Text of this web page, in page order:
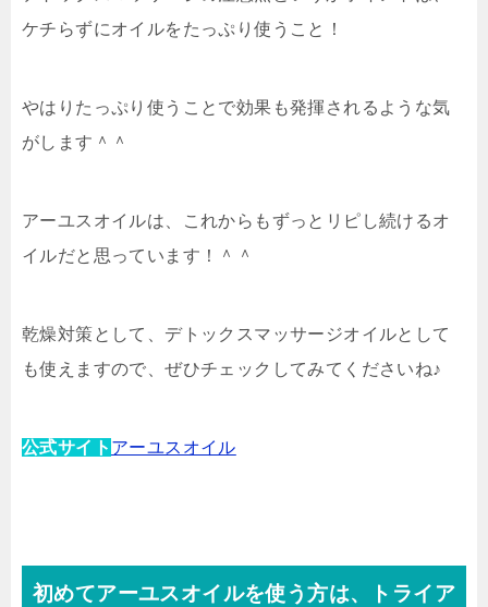
ケチらずにオイルをたっぷり使うこと！
やはりたっぷり使うことで効果も発揮されるような気
がします＾＾
アーユスオイルは、これからもずっとリピし続けるオ
イルだと思っています！＾＾
乾燥対策として、デトックスマッサージオイルとして
も使えますので、ぜひチェックしてみてくださいね♪
公式サイト アーユスオイル
初めてアーユスオイルを使う方は、トライア